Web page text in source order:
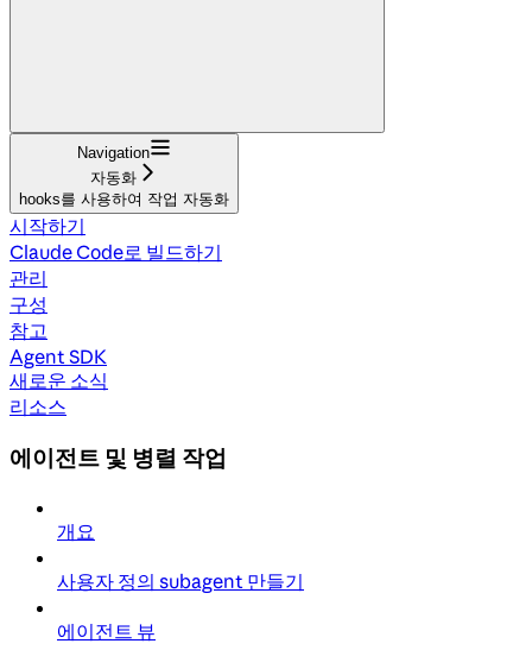
Navigation
자동화
hooks를 사용하여 작업 자동화
시작하기
Claude Code로 빌드하기
관리
구성
참고
Agent SDK
새로운 소식
리소스
에이전트 및 병렬 작업
개요
사용자 정의 subagent 만들기
에이전트 뷰